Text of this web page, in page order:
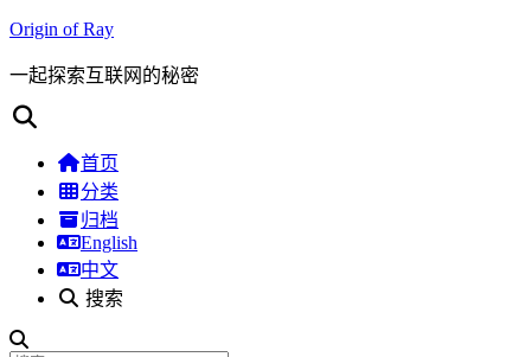
Origin of Ray
一起探索互联网的秘密
首页
分类
归档
English
中文
搜索